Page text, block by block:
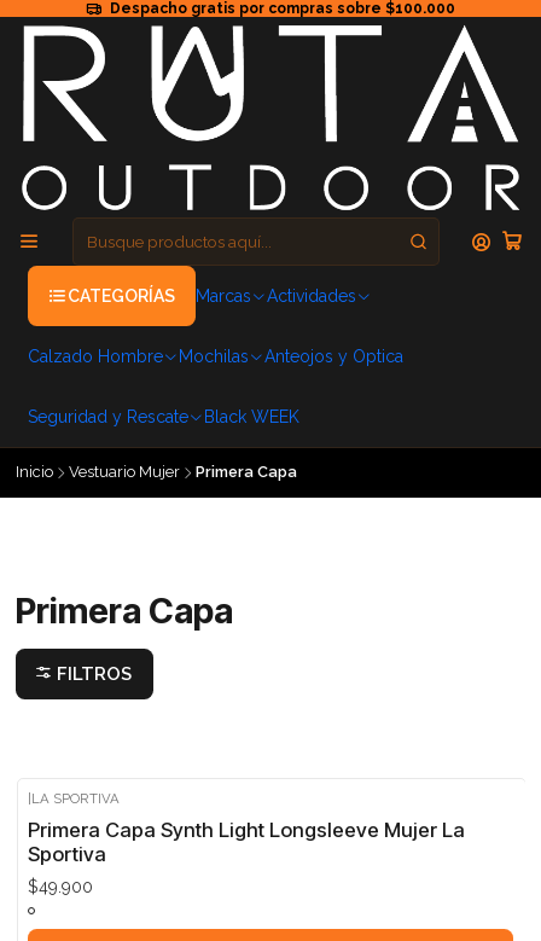
Despacho gratis por compras sobre $100.000
CATEGORÍAS Marcas Actividades
Calzado Hombre Mochilas Anteojos y Optica
Seguridad y Rescate Black WEEK
Inicio Vestuario Mujer Primera Capa
Primera Capa
FILTROS
|LA SPORTIVA
Primera Capa Synth Light Longsleeve Mujer La
Sportiva
$49.900